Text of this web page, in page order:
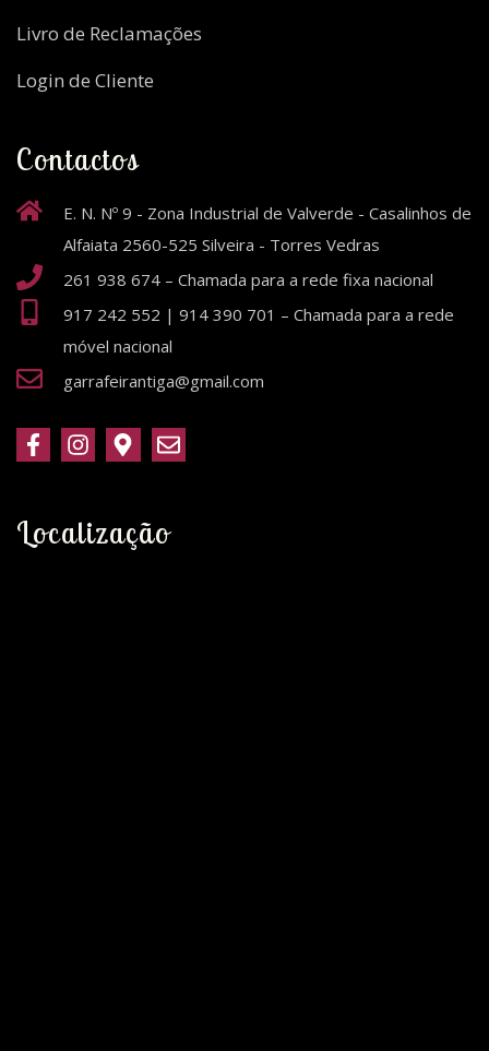
Livro de Reclamações
Login de Cliente
Contactos
E. N. Nº 9 - Zona Industrial de Valverde - Casalinhos de
Alfaiata 2560-525 Silveira - Torres Vedras
261 938 674 – Chamada para a rede fixa nacional
917 242 552 | 914 390 701 – Chamada para a rede
móvel nacional
garrafeirantiga@gmail.com
Localização